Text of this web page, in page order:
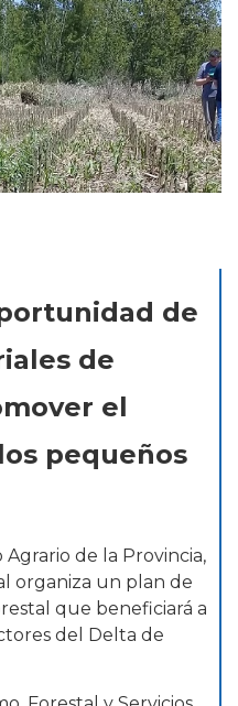
de
de
el
pequeños
de la Provincia,
organiza un plan de
que beneficiará a
del Delta de